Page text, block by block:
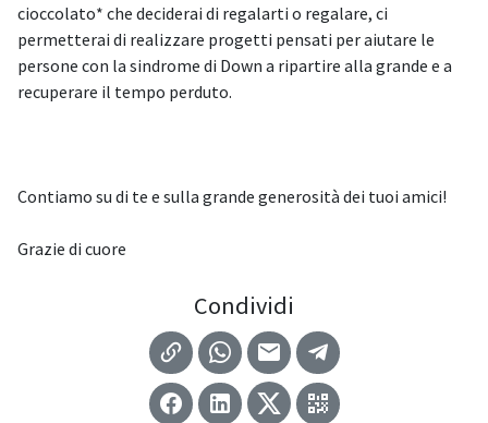
cioccolato* che deciderai di regalarti o regalare, ci
permetterai di realizzare progetti pensati per aiutare le
persone con la sindrome di Down a ripartire alla grande e a
recuperare il tempo perduto.
Contiamo su di te e sulla grande generosità dei tuoi amici!
Grazie di cuore
Condividi